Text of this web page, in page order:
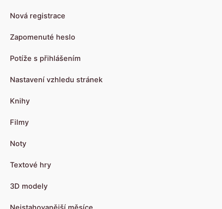
Nová registrace
Zapomenuté heslo
Potíže s přihlášením
Nastavení vzhledu stránek
Knihy
Filmy
Noty
Textové hry
3D modely